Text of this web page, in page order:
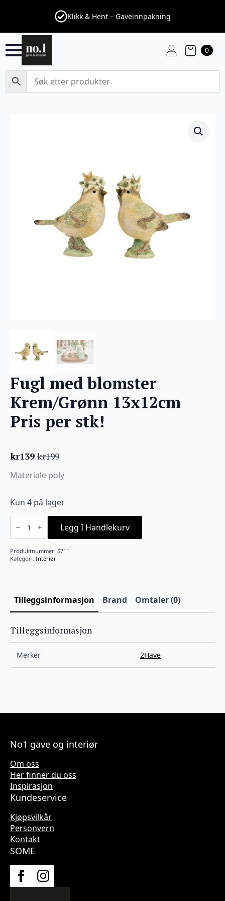
Klikk & Hent – Gaveinnpakning
0
Fugl med blomster
Krem/Grønn 13x12cm
Pris per stk!
kr199
Opprinnelig
pris
var:
kr139
Nåværende
pris
er:
Materiale poly
Kun 4 på lager
Fugl
med
blomster
Krem/Grønn
13x12cm
Pris
per
Legg I Handlekurv
Produktnummer: 5711
Kategori: Interiør
Tilleggsinformasjon Brand Omtaler (0)
Tilleggsinformasjon
Merker 2Have
No1 gave og interiør
Om oss
Her finner du oss
Inspirasjon
Kundeservice
Kjøpsvilkår
Personvern
Kontakt
SOME